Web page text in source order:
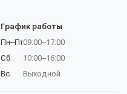
График работы
Пн–Пт
Сб
Вс
09:00–17:00
10:00–16:00
Выходной